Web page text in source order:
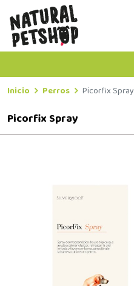
Inicio Perros Picorfix Spray
Picorfix Spray